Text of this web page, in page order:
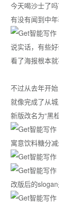
今天喝沙士了吗
有没有闻到中年
说实话，有些
看了海报根本
不过从去年开
就像完成了从
新版改名为“黑
寓意饮料糖分
改版后的